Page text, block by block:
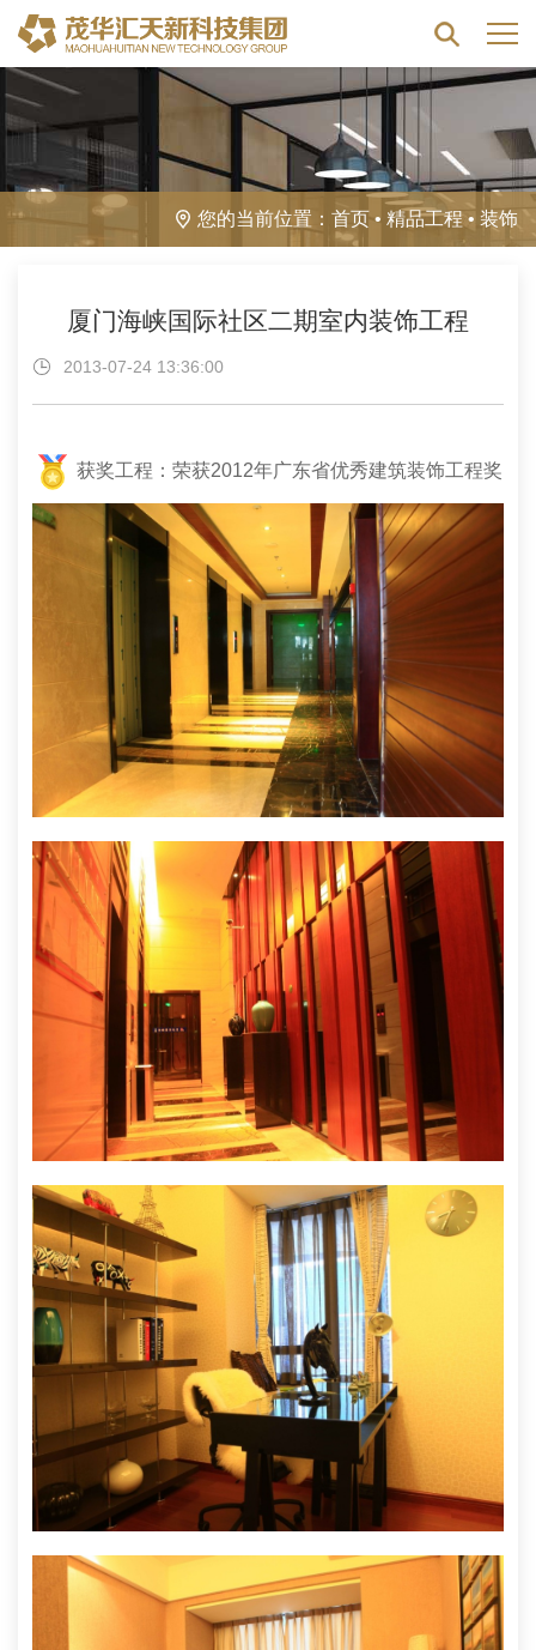
您的当前位置： 首页 • 精品工程 • 装饰
厦门海峡国际社区二期室内装饰工程
2013-07-24 13:36:00
获奖工程：荣获2012年广东省优秀建筑装饰工程奖